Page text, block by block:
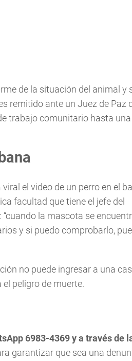
de la situación del animal y
remitido ante un Juez de Paz
trabajo comunitario hasta una
el video de un perro en el
facultad que tiene el jefe del
la mascota se
y si puedo comprobarlo,
no puede ingresar a una
peligro de muerte.
6983-4369 y a través de
garantizar que sea una